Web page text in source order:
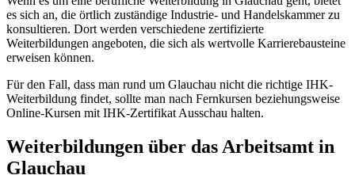
es sich an, die örtlich zuständige Industrie- und Handelskammer zu
konsultieren. Dort werden verschiedene zertifizierte
Weiterbildungen angeboten, die sich als wertvolle Karrierebausteine
erweisen können.
Für den Fall, dass man rund um Glauchau nicht die richtige IHK-
Weiterbildung findet, sollte man nach Fernkursen beziehungsweise
Online-Kursen mit IHK-Zertifikat Ausschau halten.
Weiterbildungen über das Arbeitsamt in
Glauchau